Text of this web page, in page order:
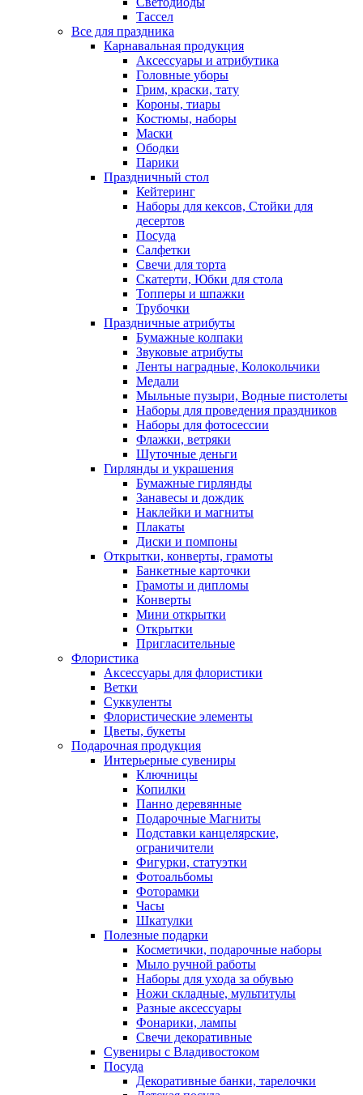
Тассел
Все для праздника
Карнавальная продукция
Аксессуары и атрибутика
Головные уборы
Грим, краски, тату
Короны, тиары
Костюмы, наборы
Маски
Ободки
Парики
Праздничный стол
Кейтеринг
Наборы для кексов, Стойки для
десертов
Посуда
Салфетки
Свечи для торта
Скатерти, Юбки для стола
Топперы и шпажки
Трубочки
Праздничные атрибуты
Бумажные колпаки
Звуковые атрибуты
Ленты наградные, Колокольчики
Медали
Мыльные пузыри, Водные пистолеты
Наборы для проведения праздников
Наборы для фотосессии
Флажки, ветряки
Шуточные деньги
Гирлянды и украшения
Бумажные гирлянды
Занавесы и дождик
Наклейки и магниты
Плакаты
Диски и помпоны
Открытки, конверты, грамоты
Банкетные карточки
Грамоты и дипломы
Конверты
Мини открытки
Открытки
Пригласительные
Флористика
Аксессуары для флористики
Ветки
Суккуленты
Флористические элементы
Цветы, букеты
Подарочная продукция
Интерьерные сувениры
Ключницы
Копилки
Панно деревянные
Подарочные Магниты
Подставки канцелярские,
ограничители
Фигурки, статуэтки
Фотоальбомы
Фоторамки
Часы
Шкатулки
Полезные подарки
Косметички, подарочные наборы
Мыло ручной работы
Наборы для ухода за обувью
Ножи складные, мультитулы
Разные аксессуары
Фонарики, лампы
Свечи декоративные
Сувениры с Владивостоком
Посуда
Декоративные банки, тарелочки